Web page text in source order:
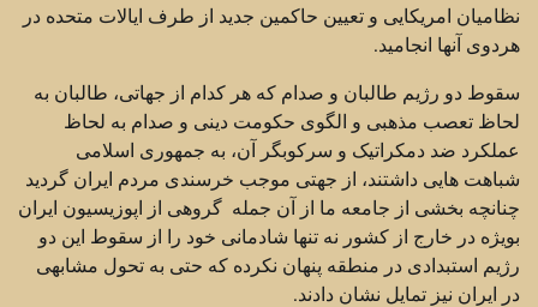
نظامیان امریکایی و تعیین حاکمین جدید از طرف ایالات متحده در
هردوی آنها انجامید.
سقوط دو رژیم طالبان و صدام که هر کدام از جهاتی، طالبان به
لحاظ تعصب مذهبی و الگوی حکومت دینی و صدام به لحاظ
عملکرد ضد دمکراتیک و سرکوبگر آن، به جمهوری اسلامی
شباهت هایی داشتند، از جهتی موجب خرسندی مردم ایران گردید
چنانچه بخشی از جامعه ما از آن جمله گروهی از اپوزیسیون ایران
بویژه در خارج از کشور نه تنها شادمانی خود را از سقوط این دو
رژیم استبدادی در منطقه پنهان نکرده که حتی به تحول مشابهی
در ایران نیز تمایل نشان دادند.